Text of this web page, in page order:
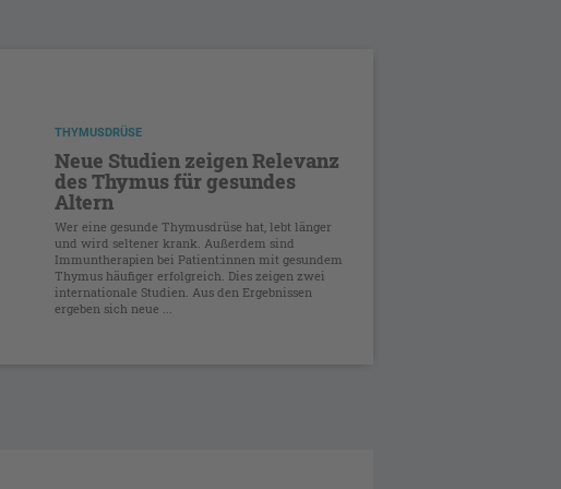
THYMUSDRÜSE
Neue Studien zeigen Relevanz
des Thymus für gesundes
Altern
Wer eine gesunde Thymusdrüse hat, lebt länger
und wird seltener krank. Außerdem sind
Immuntherapien bei Patient:innen mit gesundem
Thymus häufiger erfolgreich. Dies zeigen zwei
internationale Studien. Aus den Ergebnissen
ergeben sich neue ...